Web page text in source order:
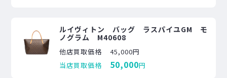
ルイヴィトン バッグ ラスパイユGM モ
ノグラム M40608
他店買取価格
45,000円
当店買取価格
50,000円